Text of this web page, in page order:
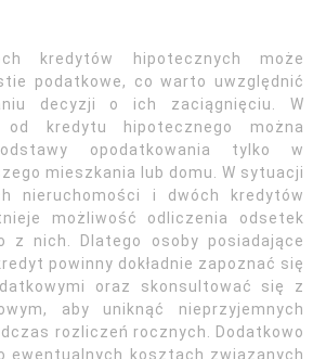
kredytów hipotecznych może
podatkowe, co warto uwzględnić
decyzji o ich zaciągnięciu. W
kredytu hipotecznego można
opodatkowania tylko w
mieszkania lub domu. W sytuacji
nieruchomości i dwóch kredytów
możliwość odliczenia odsetek
z nich. Dlatego osoby posiadające
powinny dokładnie zapoznać się
oraz skonsultować się z
aby uniknąć nieprzyjemnych
rozliczeń rocznych. Dodatkowo
ewentualnych kosztach związanych